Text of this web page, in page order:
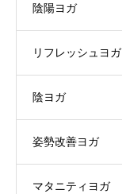
陰陽ヨガ
リフレッシュヨガ
陰ヨガ
姿勢改善ヨガ
マタニティヨガ